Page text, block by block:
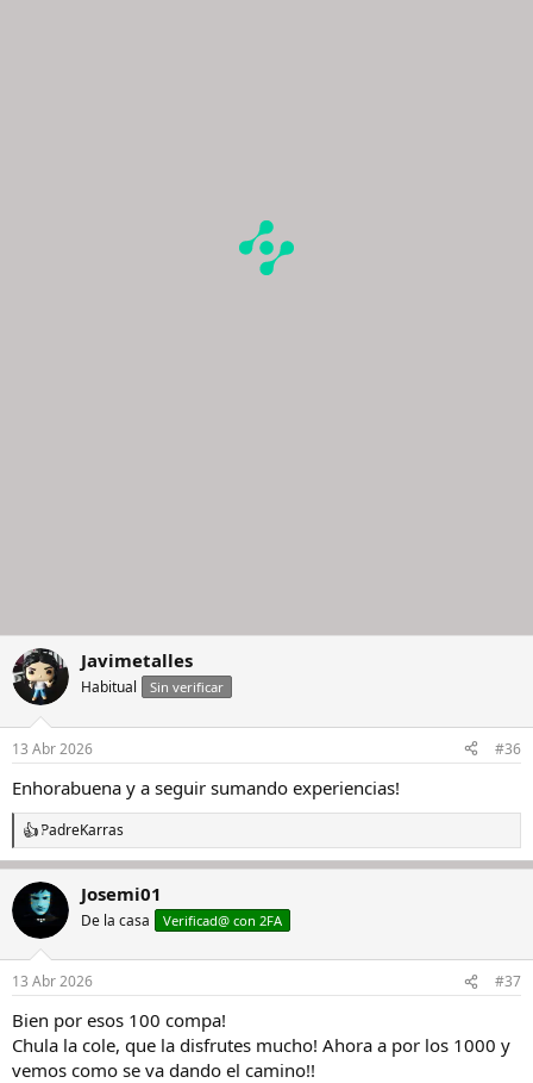
Javimetalles
Habitual Sin verificar
13 Abr 2026 #36
Enhorabuena y a seguir sumando experiencias!
R
e
a
c
i
e
:
PadreKarras
Josemi01
De la casa Verificad@ con 2FA
13 Abr 2026 #37
Bien por esos 100 compa!
Chula la cole, que la disfrutes mucho! Ahora a por los 1000 y
vemos como se va dando el camino!!